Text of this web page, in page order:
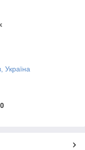
Україна